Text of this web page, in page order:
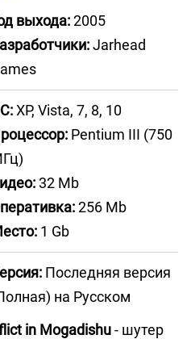
выхода:2005
Jarhead
XP, Vista, 7, 8, 10
Pentium III (750
32 Mb
256 Mb
1 Gb
Последняя версия
на Русском
in Mogadishu- шутер